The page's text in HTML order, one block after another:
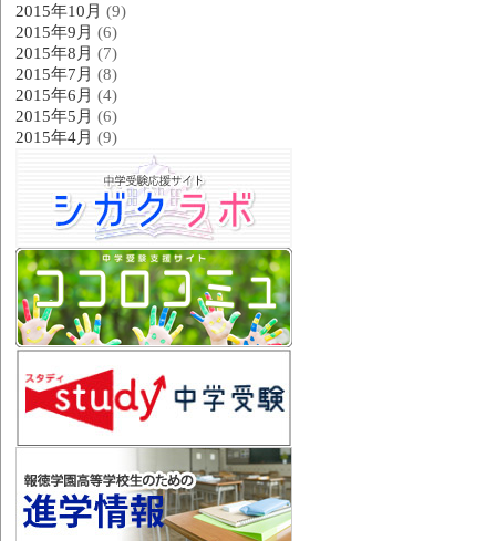
2015年10月 (9)
2015年9月 (6)
2015年8月 (7)
2015年7月 (8)
2015年6月 (4)
2015年5月 (6)
2015年4月 (9)